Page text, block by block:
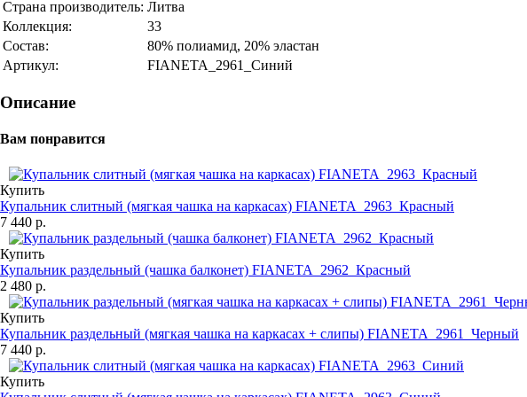
Страна производитель: Литва
Коллекция:
33
Состав:
80% полиамид, 20% эластан
Артикул:
FIANETA_2961_Синий
Описание
Вам понравится
Купить
Купальник слитный (мягкая чашка на каркасах) FIANETA_2963_Красный
7 440 р.
Купить
Купальник раздельный (чашка балконет) FIANETA_2962_Красный
2 480 р.
Купить
Купальник раздельный (мягкая чашка на каркасах + слипы) FIANETA_2961_Черный
7 440 р.
Купить